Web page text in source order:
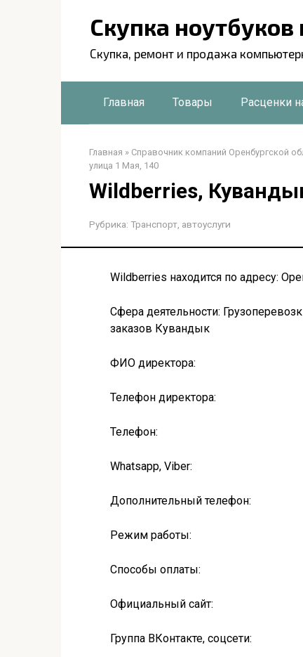
Скупка ноутбуков
Скупка, ремонт и продажа
Главная Товары Расценки
Главная » Справочник компаний Оренбургской
улица 1 Мая, 140
Wildberries,
Рубрика: Транспорт, автоуслуги
Wildberries находится по адресу:
Сфера деятельности:
заказов Кувандык
ФИО директора:
Телефон директора:
Телефон:
Whatsapp, Viber:
Дополнительный телефон:
Режим работы:
Способы оплаты:
Официальный сайт:
Группа ВКонтакте, соцсети: